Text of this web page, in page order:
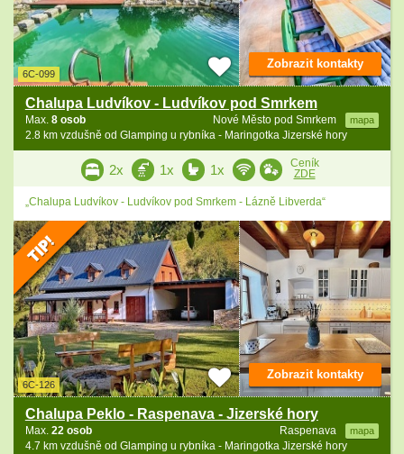
6C-099
Chalupa Ludvíkov - Ludvíkov pod Smrkem
Nové Město pod Smrkem mapa
Max. 8 osob
2.8 km vzdušně od Glamping u rybníka - Maringotka Jizerské hory
Zobrazit kontakty
2x 1x 1x
Ceník
ZDE
„Chalupa Ludvíkov - Ludvíkov pod Smrkem - Lázně Libverda“
6C-126
Chalupa Peklo - Raspenava - Jizerské hory
Raspenava mapa
Max. 22 osob
4.7 km vzdušně od Glamping u rybníka - Maringotka Jizerské hory
Zobrazit kontakty